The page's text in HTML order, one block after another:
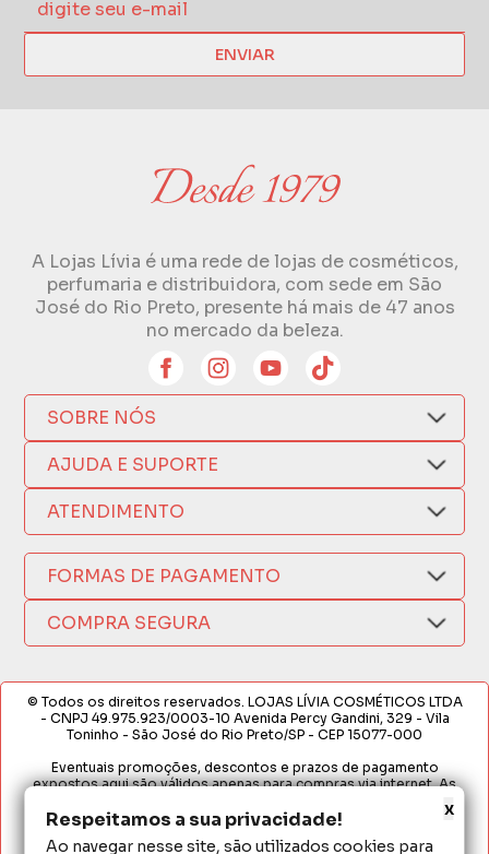
Respeitamos a sua privacidade!
Ao navegar nesse site, são utilizados cookies para
x
ENVIAR
A Lojas Lívia é uma rede de lojas de cosméticos,
perfumaria e distribuidora, com sede em São
José do Rio Preto, presente há mais de 47 anos
no mercado da beleza.
SOBRE NÓS
Quem Somos
Compra Segura
Como Comprar
Nossas Lojas
Política de Privacidade
AJUDA E SUPORTE
Nosso Aplicativo
Trocas e Devoluções
Formas de Pagamento
Fretes e Entregas
Fabricantes
Termos de Compra e Venda
ATENDIMENTO
Fale por WhatsApp
(17) 3209-9595
sacweb@lojaslivia.com.br
FORMAS DE PAGAMENTO
COMPRA SEGURA
© Todos os direitos reservados. LOJAS LÍVIA COSMÉTICOS LTDA
- CNPJ 49.975.923/0003-10 Avenida Percy Gandini, 329 - Vila
Toninho - São José do Rio Preto/SP - CEP 15077-000
Eventuais promoções, descontos e prazos de pagamento
expostos aqui são válidos apenas para compras via internet. As
Loja. É proibida a utilização total ou parcial sem nossa autorização.
Em caso de divergência de preços no site, o valor válido é o do